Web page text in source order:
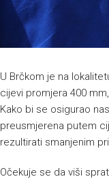
U Brčkom je na
cijevi promjera 400
Kako bi se osigurao
preusmjerena putem
rezultirati smanjenim
Očekuje se da viši